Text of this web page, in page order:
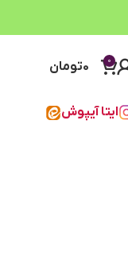
0
0تومان
ایتا آیپوش